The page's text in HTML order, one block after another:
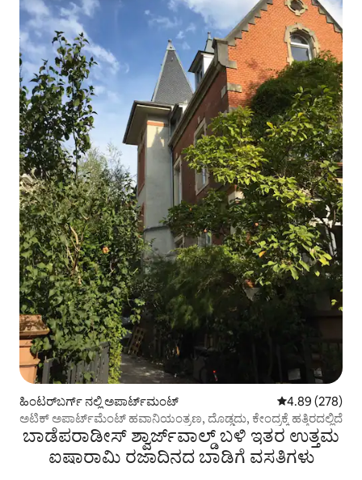
ಹಿಂಟರ್‌ಬರ್ಗ್ ನಲ್ಲಿ ಅಪಾರ್ಟ್‌ಮಂಟ್ 5 ರಲ್ಲಿ 4.89
4.89 (278)
ಅಟಿಕ್ ಅಪಾರ್ಟ್‌ಮೆಂಟ್ ಹವಾನಿಯಂತ್ರಣ, ದೊಡ್ಡದು, ಕೇಂದ್ರಕ್ಕೆ ಹತ್ತಿರದಲ್ಲಿದೆ
ಬಾಡೆಪರಾಡೀಸ್ ಶ್ವಾರ್ಜ್‌ವಾಲ್ಡ್ ಬಳಿ ಇತರ ಉತ್ತಮ
ಐಷಾರಾಮಿ ರಜಾದಿನದ ಬಾಡಿಗೆ ವಸತಿಗಳು